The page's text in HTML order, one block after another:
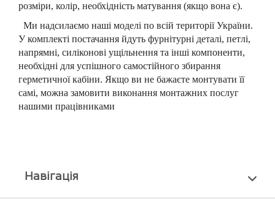
розміри, колір, необхідність матування (якщо вона є).
Ми надсилаємо наші моделі по всій території України.
У комплекті постачання йдуть фурнітурні деталі, петлі,
напрямні, силіконові ущільнення та інші компоненти,
необхідні для успішного самостійного збирання
герметичної кабіни. Якщо ви не бажаєте монтувати її
самі, можна замовити виконання монтажних послуг
нашими працівниками
Навiгацiя